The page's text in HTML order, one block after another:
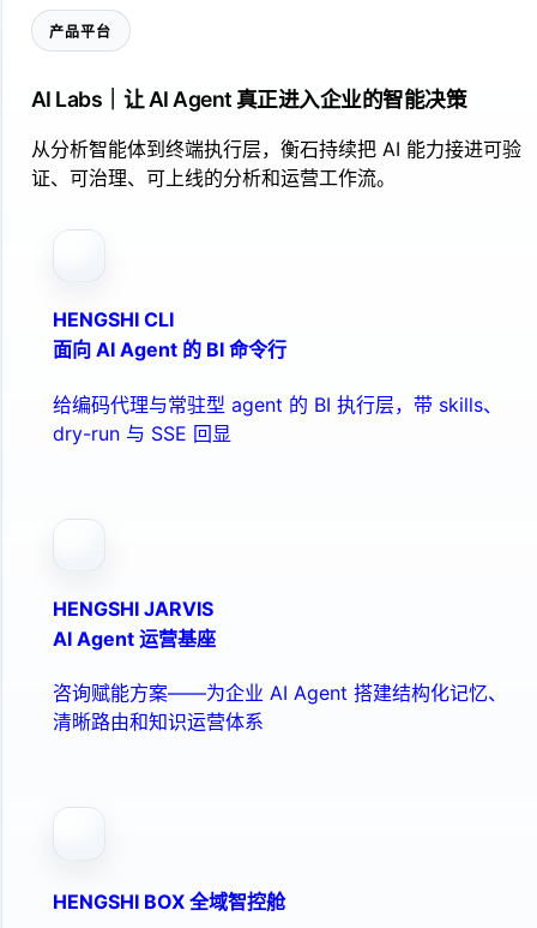
产品平台
AI Labs｜让 AI Agent 真正进入企业的智能决策
从分析智能体到终端执行层，衡石持续把 AI 能力接进可验
证、可治理、可上线的分析和运营工作流。
HENGSHI CLI
面向 AI Agent 的 BI 命令行
给编码代理与常驻型 agent 的 BI 执行层，带 skills、
dry-run 与 SSE 回显
HENGSHI JARVIS
AI Agent 运营基座
咨询赋能方案——为企业 AI Agent 搭建结构化记忆、
清晰路由和知识运营体系
HENGSHI BOX 全域智控舱